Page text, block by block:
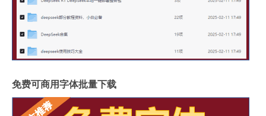
免费可商用字体批量下载